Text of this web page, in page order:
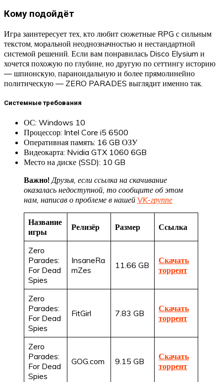
Кому подойдёт
Игра заинтересует тех, кто любит сюжетные RPG с сильным
текстом, моральной неоднозначностью и нестандартной
системой решений. Если вам понравилась Disco Elysium и
хочется похожую по глубине, но другую по сеттингу историю
— шпионскую, параноидальную и более прямолинейно
политическую — ZERO PARADES выглядит именно так.
Системные требования
ОС: Windows 10
Процессор: Intel Core i5 6500
Оперативная память: 16 GB ОЗУ
Видеокарта: Nvidia GTX 1060 6GB
Место на диске (SSD): 10 GB
Важно!Друзья, если ссылка на скачивание
оказалась недоступной, то сообщите об этом
нам, написав о проблеме в нашей VK-группе
Название
игры
Релизёр Размер Ссылка
Zero
Parades:
For Dead
Spies
InsaneRa
mZes
11.66 GB
Скачать
торрент
Zero
Parades:
For Dead
Spies
FitGirl 7.83 GB
Скачать
торрент
Zero
Parades:
For Dead
Spies
GOG.com 9.15 GB
Скачать
торрент